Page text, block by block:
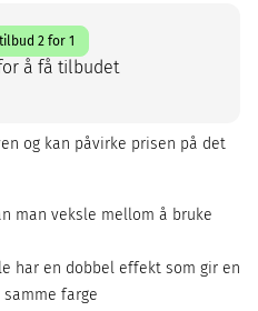
2 for 1
å få tilbudet
og kan påvirke prisen på det
man veksle mellom å bruke
har en dobbel effekt som gir en
farge